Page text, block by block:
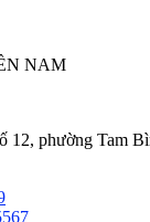
NAM
12, phường Tam